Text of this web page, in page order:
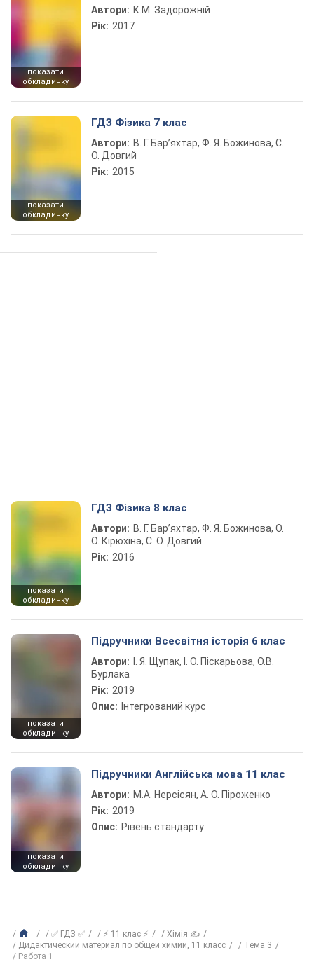
показати
обкладинку
Автори: К.М. Задорожній
Рік: 2017
показати
обкладинку
ГДЗ Фізика 7 клас
Автори: В. Г. Бар’яхтар, Ф. Я. Божинова, С.
О. Довгий
Рік: 2015
показати
обкладинку
ГДЗ Фізика 8 клас
Автори: В. Г. Бар’яхтар, Ф. Я. Божинова, О.
О. Кірюхіна, С. О. Довгий
Рік: 2016
показати
обкладинку
Підручники Всесвітня історія 6 клас
Автори:
І. Я. Щупак, І. О. Піскарьова, О.В.
Бурлака
Рік: 2019
Опис: Інтегрований курс
показати
обкладинку
Підручники Англійська мова 11 клас
Автори: М.А. Нерсісян, А. О. Піроженко
Рік: 2019
Опис: Рівень стандарту
✅ ГДЗ ✅ ⚡ 11 клас ⚡
Хімія ✍
Дидактический материал по общей химии, 11 класс
Тема 3
Работа 1